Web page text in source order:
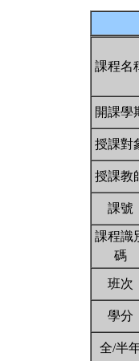
課程名
開課學
授課對
授課教
課號
課程識
碼
班次
學分
全/半